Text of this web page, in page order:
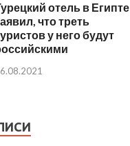
отель в Египте
что треть
у него будут